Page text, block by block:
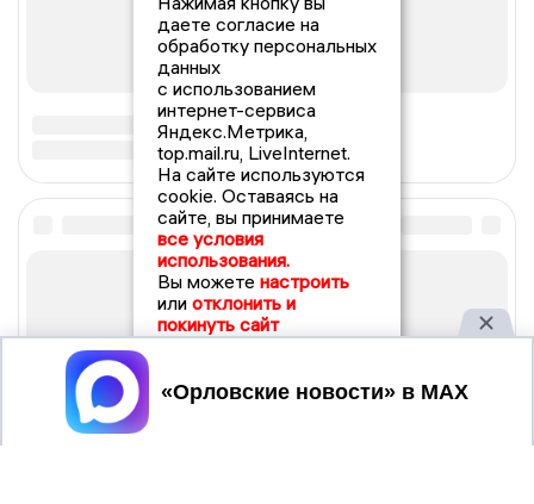
даете согласие на
обработку персональных
данных
с использованием
интернет-сервиса
Яндекс.Метрика,
top.mail.ru, LiveInternet.
На сайте используются
cookie. Оставаясь на
сайте, вы принимаете
все условия
использования.
Вы можете настроить
или отклонить и
покинуть сайт
Принять